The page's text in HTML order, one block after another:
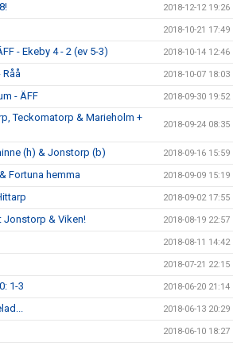
2018-12-12 19:26
2018-10-21 17:49
- Ekeby 4 - 2 (ev 5-3) 2018-10-14 12:46
Råå 2018-10-07 18:03
- ÄFF 2018-09-30 19:52
Teckomatorp & Marieholm +
2018-09-24 08:35
(h) & Jonstorp (b) 2018-09-16 15:59
Fortuna hemma 2018-09-09 15:19
2018-09-02 17:55
Jonstorp & Viken! 2018-08-19 22:57
2018-08-11 14:42
2018-07-21 22:15
1-3 2018-06-20 21:14
2018-06-13 20:29
2018-06-10 18:27